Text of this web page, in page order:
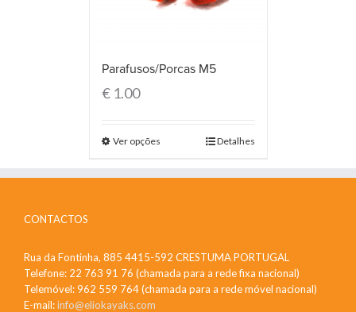
Parafusos/Porcas M5
€1.00
Ver opções Detalhes
CONTACTOS
Rua da Fontinha, 885 4415-592 CRESTUMA PORTUGAL
Telefone: 22 763 91 76 (chamada para a rede fixa nacional)
Telemóvel: 962 559 764 (chamada para a rede móvel nacional)
E-mail:info@eliokayaks.com